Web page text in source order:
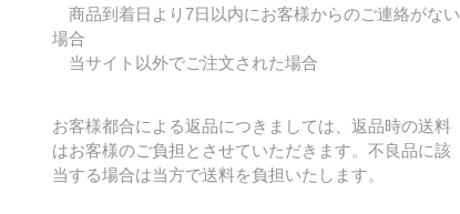
商品到着日より7日以内にお客様からのご連絡がない
場合
当サイト以外でご注文された場合
お客様都合による返品につきましては、返品時の送料
はお客様のご負担とさせていただきます。不良品に該
当する場合は当方で送料を負担いたします。